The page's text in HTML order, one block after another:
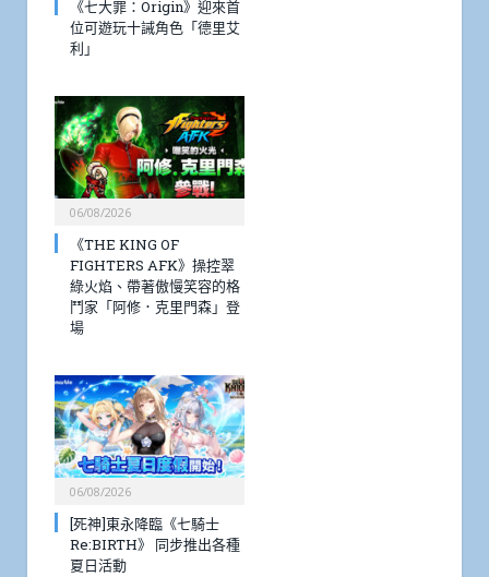
《七大罪：Origin》迎來首
位可遊玩十誡角色「德里艾
利」
06/08/2026
《THE KING OF
FIGHTERS AFK》操控翠
綠火焰、帶著傲慢笑容的格
鬥家「阿修．克里門森」登
場
06/08/2026
[死神]東永降臨《七騎士
Re:BIRTH》 同步推出各種
夏日活動